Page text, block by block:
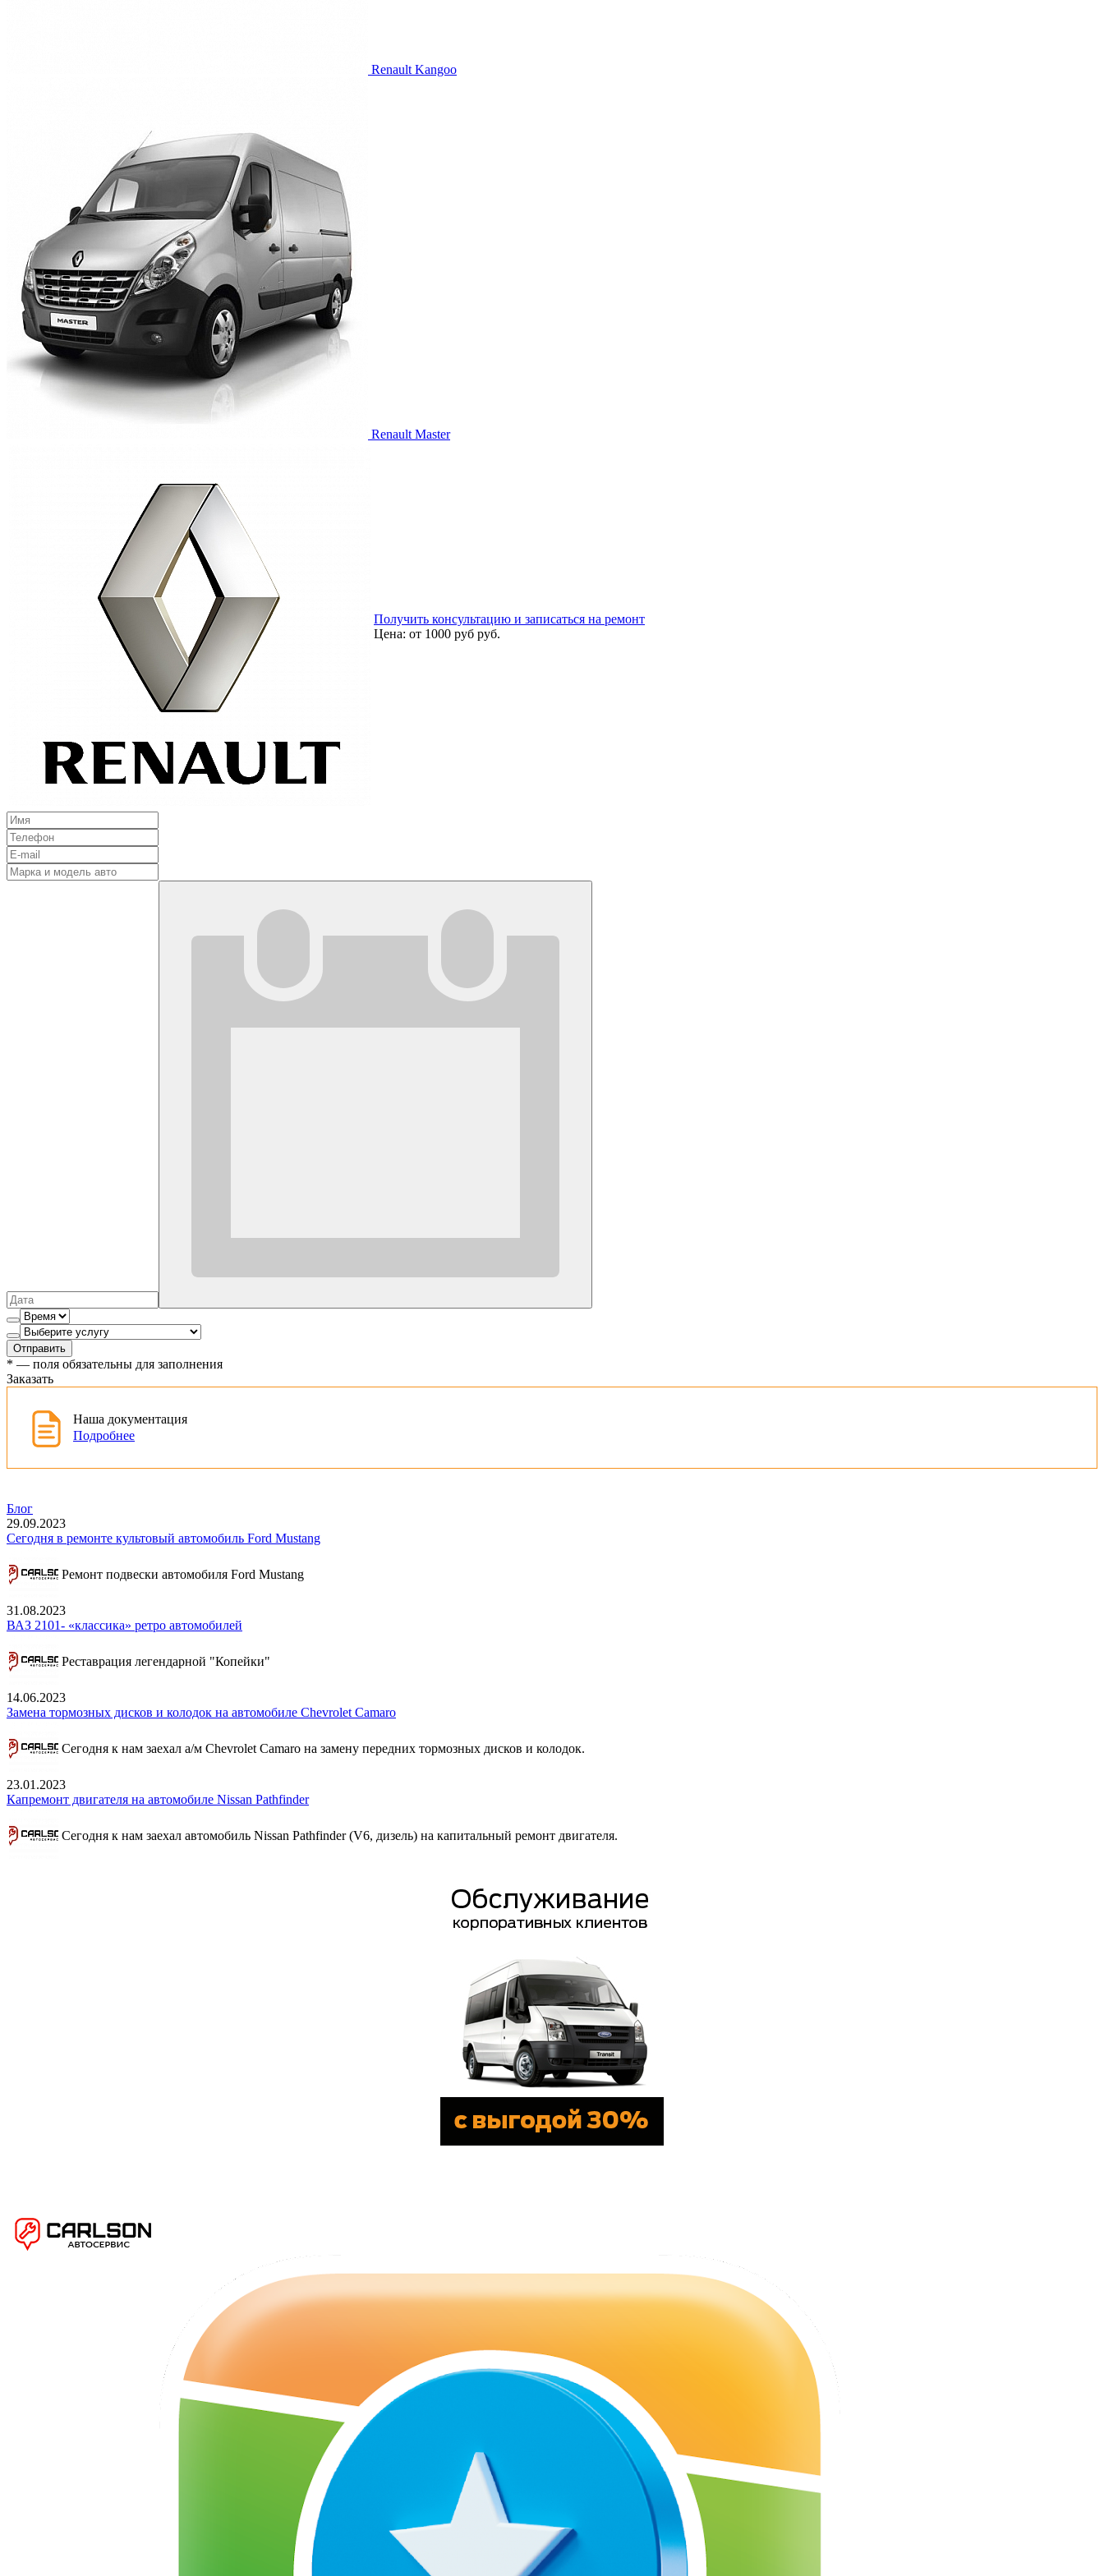
Renault Kangoo
Renault Master
Получить консультацию и записаться на ремонт
Цена: от 1000 руб руб.
Отправить
* — поля обязательны для заполнения
Заказать
Наша документация
Подробнее
Блог
29.09.2023
Сегодня в ремонте культовый автомобиль Ford Mustang
Ремонт подвески автомобиля Ford Mustang
31.08.2023
ВАЗ 2101- «классика» ретро автомобилей
Реставрация легендарной "Копейки"
14.06.2023
Замена тормозных дисков и колодок на автомобиле Chevrolet Camaro
Сегодня к нам заехал а/м Chevrolet Camaro на замену передних тормозных дисков и колодок.
23.01.2023
Капремонт двигателя на автомобиле Nissan Pathfinder
Сегодня к нам заехал автомобиль Nissan Pathfinder (V6, дизель) на капитальный ремонт двигателя.